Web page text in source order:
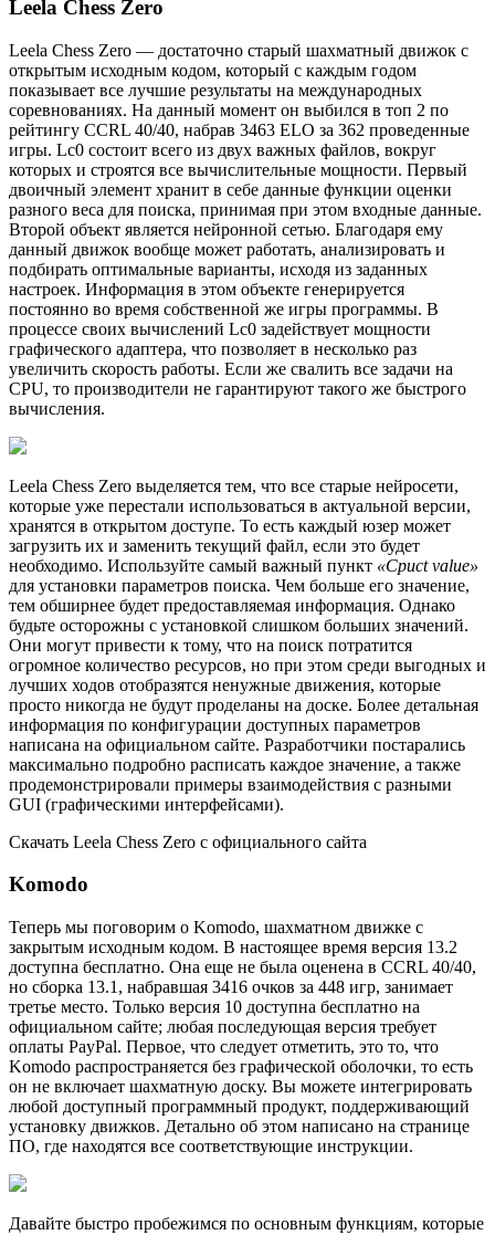
Leela Chess Zero
Leela Chess Zero — достаточно старый шахматный движок с
открытым исходным кодом, который с каждым годом
показывает все лучшие результаты на международных
соревнованиях. На данный момент он выбился в топ 2 по
рейтингу CCRL 40/40, набрав 3463 ELO за 362 проведенные
игры. Lc0 состоит всего из двух важных файлов, вокруг
которых и строятся все вычислительные мощности. Первый
двоичный элемент хранит в себе данные функции оценки
разного веса для поиска, принимая при этом входные данные.
Второй объект является нейронной сетью. Благодаря ему
данный движок вообще может работать, анализировать и
подбирать оптимальные варианты, исходя из заданных
настроек. Информация в этом объекте генерируется
постоянно во время собственной же игры программы. В
процессе своих вычислений Lc0 задействует мощности
графического адаптера, что позволяет в несколько раз
увеличить скорость работы. Если же свалить все задачи на
CPU, то производители не гарантируют такого же быстрого
вычисления.
Leela Chess Zero выделяется тем, что все старые нейросети,
которые уже перестали использоваться в актуальной версии,
хранятся в открытом доступе. То есть каждый юзер может
загрузить их и заменить текущий файл, если это будет
необходимо. Используйте самый важный пункт «Cpuct value»
для установки параметров поиска. Чем больше его значение,
тем обширнее будет предоставляемая информация. Однако
будьте осторожны с установкой слишком больших значений.
Они могут привести к тому, что на поиск потратится
огромное количество ресурсов, но при этом среди выгодных и
лучших ходов отобразятся ненужные движения, которые
просто никогда не будут проделаны на доске. Более детальная
информация по конфигурации доступных параметров
написана на официальном сайте. Разработчики постарались
максимально подробно расписать каждое значение, а также
продемонстрировали примеры взаимодействия с разными
GUI (графическими интерфейсами).
Скачать Leela Chess Zero с официального сайта
Komodo
Теперь мы поговорим о Komodo, шахматном движке с
закрытым исходным кодом. В настоящее время версия 13.2
доступна бесплатно. Она еще не была оценена в CCRL 40/40,
но сборка 13.1, набравшая 3416 очков за 448 игр, занимает
третье место. Только версия 10 доступна бесплатно на
официальном сайте; любая последующая версия требует
оплаты PayPal. Первое, что следует отметить, это то, что
Komodo распространяется без графической оболочки, то есть
он не включает шахматную доску. Вы можете интегрировать
любой доступный программный продукт, поддерживающий
установку движков. Детально об этом написано на странице
ПО, где находятся все соответствующие инструкции.
Давайте быстро пробежимся по основным функциям, которые